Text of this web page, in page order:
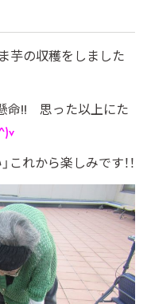
芋の収穫をしました
命!! 思った以上にた
これから楽しみです！！